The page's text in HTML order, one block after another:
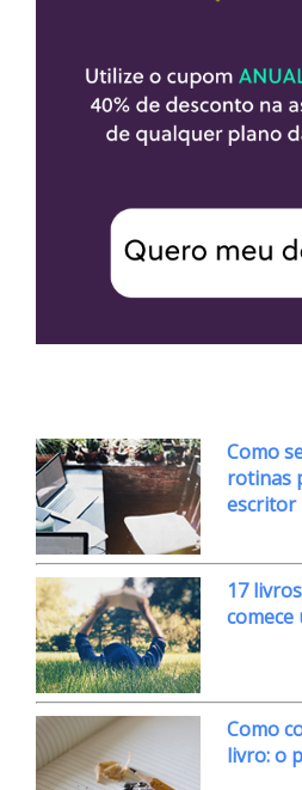
Como
rotinas
escritor
17
comece
Como
livro: o